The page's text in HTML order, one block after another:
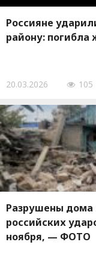
Россияне
району:
20.03.2026 105
Разрушены дома
российских
ноября, — ФОТО